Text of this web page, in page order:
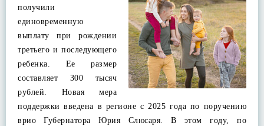
получили
единовременную
выплату при рождении
третьего и последующего
ребенка. Ее размер
составляет 300 тысяч
рублей. Новая мера
поддержки введена в регионе с 2025 года по поручению
врио Губернатора Юрия Слюсаря. В этом году, по